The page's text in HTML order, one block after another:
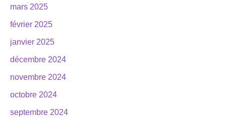
mars 2025
février 2025
janvier 2025
décembre 2024
novembre 2024
octobre 2024
septembre 2024